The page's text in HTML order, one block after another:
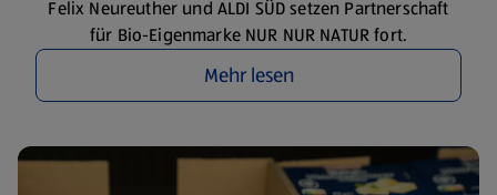
Felix Neureuther und ALDI SÜD setzen Partnerschaft
für Bio-Eigenmarke NUR NUR NATUR fort.
Mehr lesen